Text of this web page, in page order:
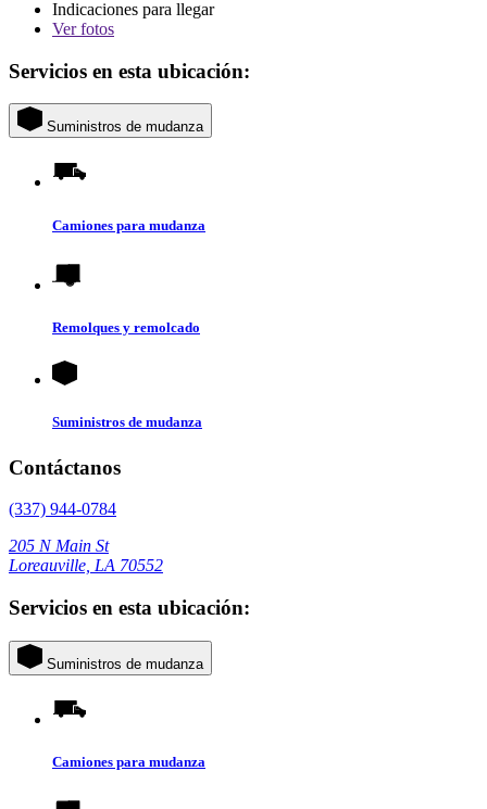
Indicaciones para llegar
Verfotos
Servicios en esta ubicación:
Suministros de mudanza
Camiones para mudanza
Remolques y remolcado
Suministros de mudanza
Contáctanos
(337) 944-0784
205 N Main St
Loreauville, LA 70552
Servicios en esta ubicación:
Suministros de mudanza
Camiones para mudanza